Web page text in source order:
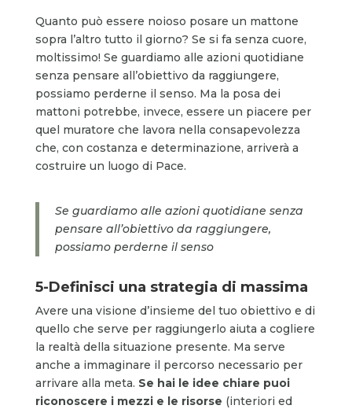
Quanto può essere noioso posare un mattone
sopra l’altro tutto il giorno? Se si fa senza cuore,
moltissimo! Se guardiamo alle azioni quotidiane
senza pensare all’obiettivo da raggiungere,
possiamo perderne il senso. Ma la posa dei
mattoni potrebbe, invece, essere un piacere per
quel muratore che lavora nella consapevolezza
che, con costanza e determinazione, arriverà a
costruire un luogo di Pace.
Se guardiamo alle azioni quotidiane senza
pensare all’obiettivo da raggiungere,
possiamo perderne il senso
5-Definisci una strategia di massima
Avere una visione d’insieme del tuo obiettivo e di
quello che serve per raggiungerlo aiuta a cogliere
la realtà della situazione presente. Ma serve
anche a immaginare il percorso necessario per
arrivare alla meta. Se hai le idee chiare puoi
riconoscere i mezzi e le risorse (interiori ed